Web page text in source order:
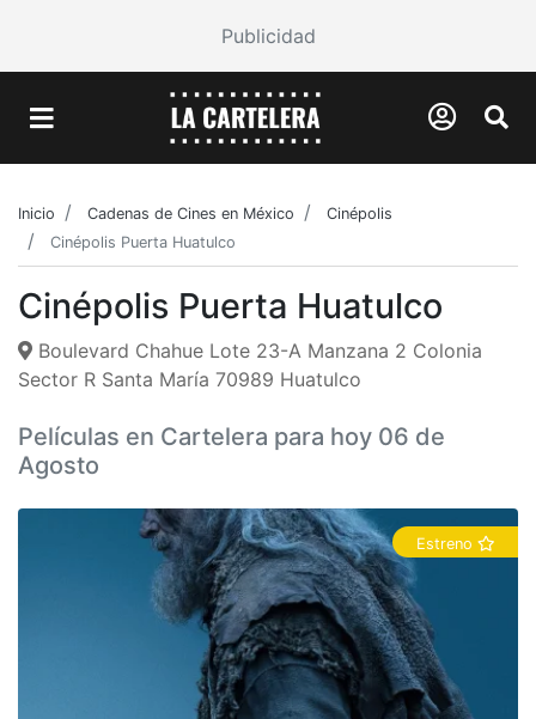
Publicidad
Inicio Cadenas de Cines en México
Cinépolis
Cinépolis Puerta Huatulco
Cinépolis Puerta Huatulco
Boulevard Chahue Lote 23-A Manzana 2 Colonia
Sector R Santa María 70989 Huatulco
Películas en Cartelera para hoy 06 de
Agosto
Estreno